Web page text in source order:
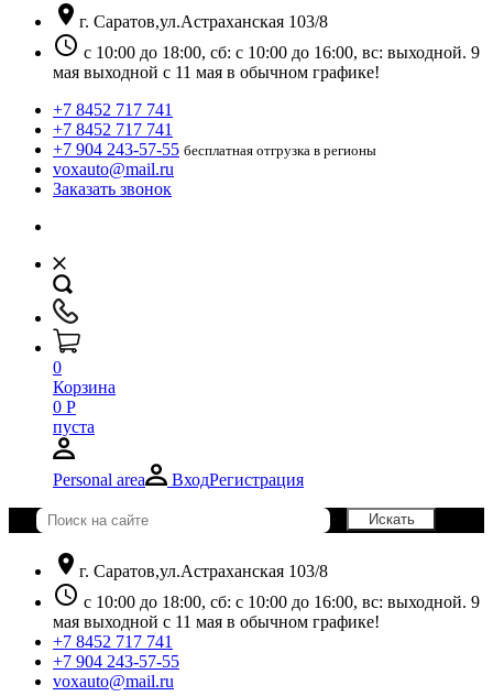
location_on г. Саратов,ул.Астраханская 103/8
schedule с 10:00 до 18:00, сб: с 10:00 до 16:00, вс: выходной. 9
мая выходной с 11 мая в обычном графике!
+7 8452 717 741
+7 8452 717 741
+7 904 243-57-55 бесплатная отгрузка в регионы
voxauto@mail.ru
Заказать звонок
0
Корзина
0 Р
пуста
Personal area ВходРегистрация
location_on г. Саратов,ул.Астраханская 103/8
schedule с 10:00 до 18:00, сб: с 10:00 до 16:00, вс: выходной. 9
мая выходной с 11 мая в обычном графике!
+7 8452 717 741
+7 904 243-57-55
voxauto@mail.ru